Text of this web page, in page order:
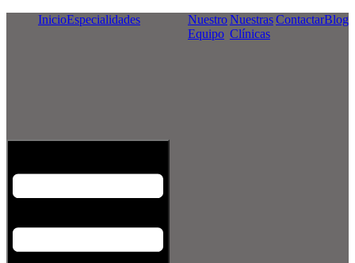
InicioEspecialidades
Nuestro
Equipo
Nuestras
Clínicas
ContactarBlog